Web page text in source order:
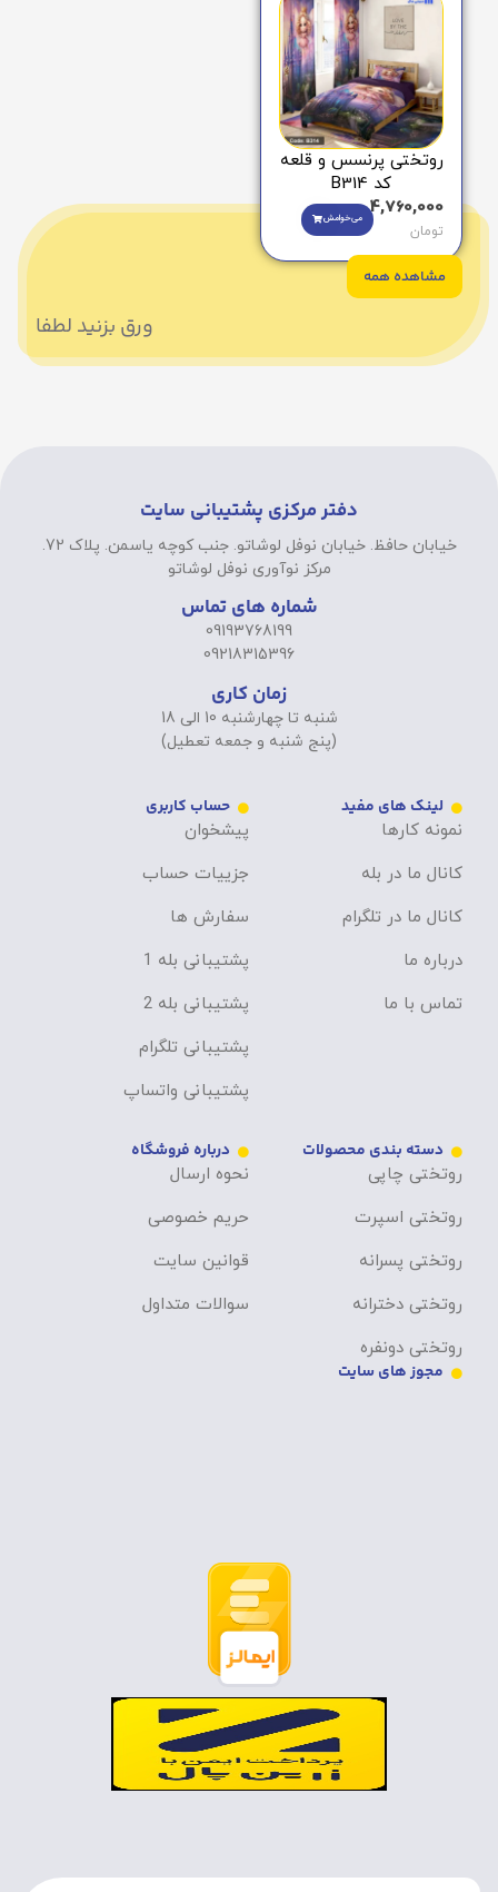
روتختی پرنسس و قلعه
کد B314
4,760,000
تومان
می‌خوامش
مشاهده همه
ورق بزنید لطفا
دفتر مرکزی پشتیبانی سایت
خیابان حافظ. خیابان نوفل لوشاتو. جنب کوچه یاسمن. پلاک 72.
مرکز نوآوری نوفل لوشاتو
شماره های تماس
09193768199
09218315396
زمان کاری
شنبه تا چهارشنبه 10 الی 18
(پنج شنبه و جمعه تعطیل)
لینک های مفید
نمونه کارها
کانال ما در بله
کانال ما در تلگرام
درباره ما
تماس با ما
حساب کاربری
پیشخوان
جزییات حساب
سفارش ها
پشتیبانی بله 1
پشتیبانی بله 2
پشتیبانی تلگرام
پشتیبانی واتساپ
دسته بندی محصولات
روتختی چاپی
روتختی اسپرت
روتختی پسرانه
روتختی دخترانه
روتختی دونفره
درباره فروشگاه
نحوه ارسال
حریم خصوصی
قوانین سایت
سوالات متداول
مجوز های سایت